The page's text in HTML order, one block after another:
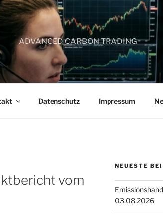
ADVANCED CARBON TRADING
Datenschutz Impressum
vom
NEUESTE
03.08.2026